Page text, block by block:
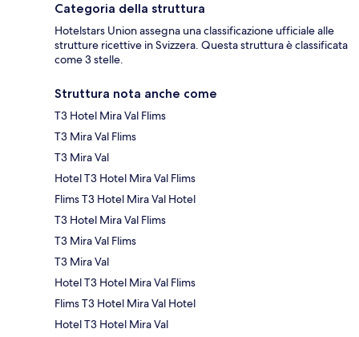
Categoria della struttura
Hotelstars Union assegna una classificazione ufficiale alle
strutture ricettive in Svizzera. Questa struttura è classificata
come 3 stelle.
Struttura nota anche come
T3 Hotel Mira Val Flims
T3 Mira Val Flims
T3 Mira Val
Hotel T3 Hotel Mira Val Flims
Flims T3 Hotel Mira Val Hotel
T3 Hotel Mira Val Flims
T3 Mira Val Flims
T3 Mira Val
Hotel T3 Hotel Mira Val Flims
Flims T3 Hotel Mira Val Hotel
Hotel T3 Hotel Mira Val